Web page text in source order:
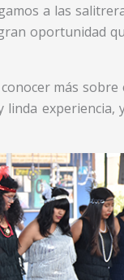
a las
oportunidad
más sobre
experiencia,